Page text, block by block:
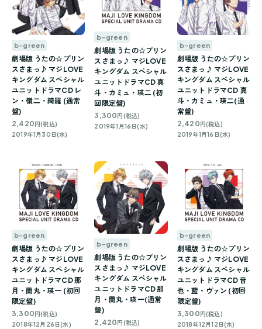
b-green
劇場版 うたの☆プリン
スさまっ♪ マジLOVE
キングダム スペシャル
ユニットドラマCD レ
ン・嶺二・綺羅 (通常
盤)
2,420 円(税込)
2019年1月30日(水)
b-green
劇場版 うたの☆プリン
スさまっ♪ マジLOVE
キングダム スペシャル
ユニットドラマCD 真
斗・カミュ・瑛二 (初
回限定盤)
3,300円(税込)
2019年1月16日(水)
b-green
劇場版 うたの☆プリン
スさまっ♪ マジLOVE
キングダム スペシャル
ユニットドラマCD 真
斗・カミュ・瑛二(通
常盤)
2,420 円(税込)
2019年1月16日(水)
b-green
劇場版 うたの☆プリン
スさまっ♪ マジLOVE
キングダム スペシャル
ユニットドラマCD 那
月・蘭丸・瑛一 (初回
限定盤)
3,300円(税込)
2018年12月26日(水)
b-green
劇場版 うたの☆プリン
スさまっ♪ マジLOVE
キングダム スペシャル
ユニットドラマCD 那
月・蘭丸・瑛一(通常
盤)
2,420円(税込)
b-green
劇場版 うたの☆プリン
スさまっ♪ マジLOVE
キングダム スペシャル
ユニットドラマCD 音
也・藍・ヴァン (初回
限定盤)
3,300 円(税込)
2018年12月12日(水)